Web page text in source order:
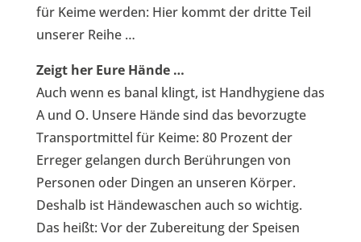
für Keime werden: Hier kommt der dritte Teil
unserer Reihe …
Zeigt her Eure Hände …
Auch wenn es banal klingt, ist Handhygiene das
A und O. Unsere Hände sind das bevorzugte
Transportmittel für Keime: 80 Prozent der
Erreger gelangen durch Berührungen von
Personen oder Dingen an unseren Körper.
Deshalb ist Händewaschen auch so wichtig.
Das heißt: Vor der Zubereitung der Speisen